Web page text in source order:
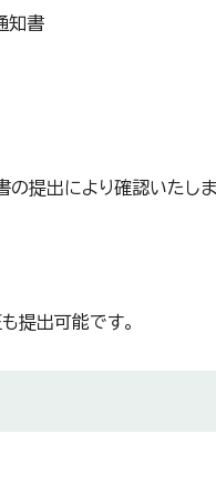
知書
提出により確認いたしま
提出可能です。